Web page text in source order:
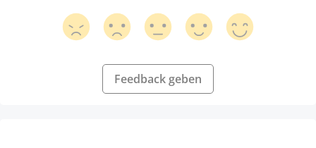
Feedback geben